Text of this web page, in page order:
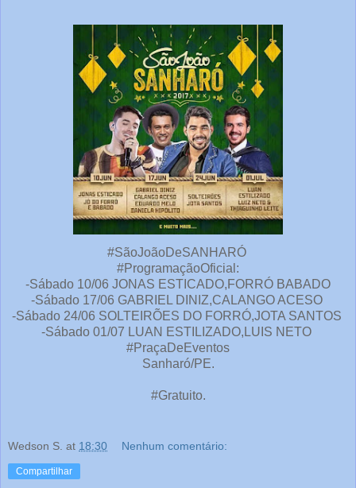
#SãoJoãoDeSANHARÓ
#ProgramaçãoOficial:
-Sábado 10/06 JONAS ESTICADO,FORRÓ BABADO
-Sábado 17/06 GABRIEL DINIZ,CALANGO ACESO
-Sábado 24/06 SOLTEIRÕES DO FORRÓ,JOTA SANTOS
-Sábado 01/07 LUAN ESTILIZADO,LUIS NETO
#PraçaDeEventos
Sanharó/PE.
#Gratuito.
Wedson S. at 18:30 Nenhum comentário:
Compartilhar